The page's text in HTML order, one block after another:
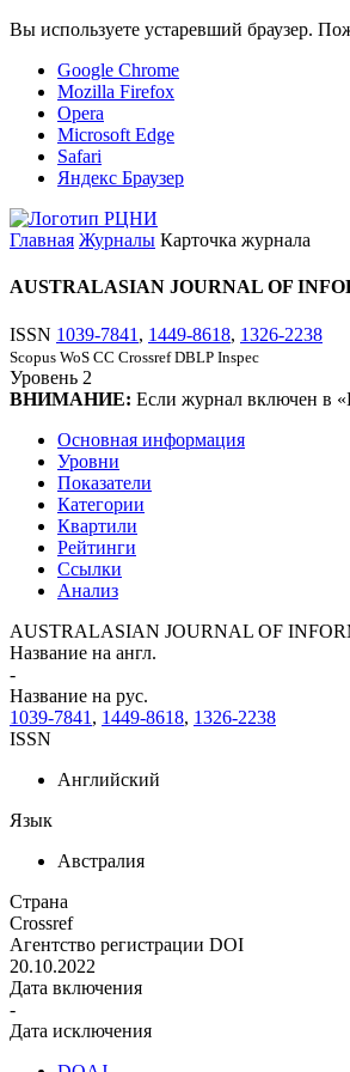
Вы используете устаревший браузер.
Google Chrome
Mozilla Firefox
Opera
Microsoft Edge
Safari
Яндекс Браузер
Главная Журналы Карточка журнала
AUSTRALASIAN JOURNAL OF
ISSN 1039-7841 , 1449-8618, 1326-2238
Scopus WoS CC Crossref DBLP Inspec
Уровень 2
ВНИМАНИЕ: Если журнал включен в
Основная информация
Уровни
Показатели
Категории
Квартили
Рейтинги
Ссылки
Анализ
AUSTRALASIAN JOURNAL OF
Название на англ.
-
Название на рус.
1039-7841 , 1449-8618, 1326-2238
ISSN
Английский
Язык
Австралия
Страна
Crossref
Агентство регистрации DOI
20.10.2022
Дата включения
-
Дата исключения